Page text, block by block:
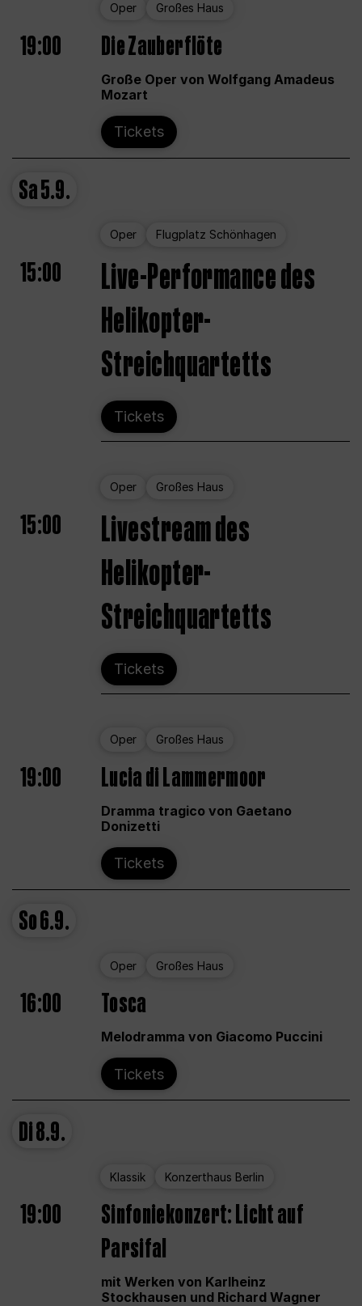
Oper Großes Haus
19:00 Die Zauberflöte
Große Oper von Wolfgang Amadeus
Mozart
Tickets
Sa5.9.
Oper Flugplatz Schönhagen
15:00
Live-Performance des
Helikopter-
Streichquartetts
Tickets
Oper Großes Haus
15:00
Livestream des
Helikopter-
Streichquartetts
Tickets
Oper Großes Haus
19:00 Lucia di Lammermoor
Dramma tragico von Gaetano
Donizetti
Tickets
So6.9.
Oper Großes Haus
16:00 Tosca
Melodramma von Giacomo Puccini
Tickets
Di8.9.
Klassik Konzerthaus Berlin
19:00
Sinfoniekonzert: Licht auf
Parsifal
mit Werken von Karlheinz
Stockhausen und Richard Wagner